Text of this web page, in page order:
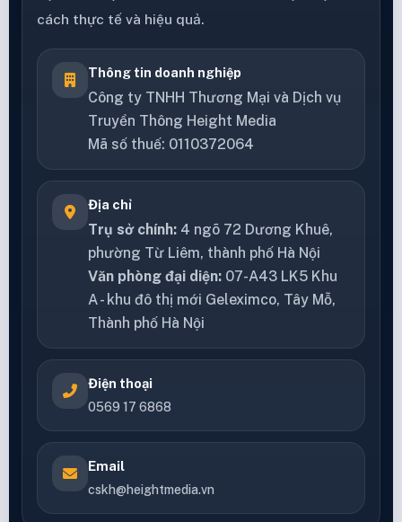
cách thực tế và hiệu quả.
Thông tin doanh nghiệp
Công ty TNHH Thương Mại và Dịch vụ
Truyền Thông Height Media
Mã số thuế: 0110372064
Địa chỉ
Trụ sở chính: 4 ngõ 72 Dương Khuê,
phường Từ Liêm, thành phố Hà Nội
Văn phòng đại diện: 07-A43 LK5 Khu
A - khu đô thị mới Geleximco, Tây Mỗ,
Thành phố Hà Nội
Điện thoại
0569 17 6868
Email
cskh@heightmedia.vn